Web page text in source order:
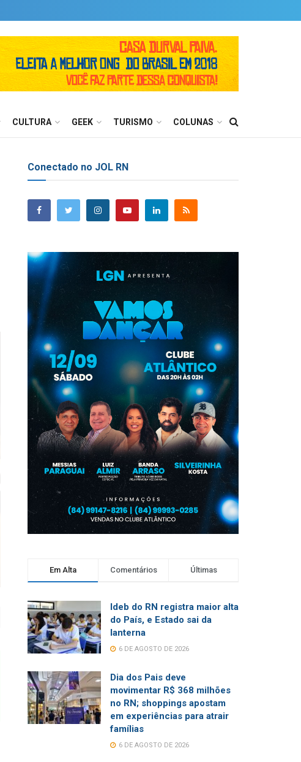
CULTURA GEEK TURISMO COLUNAS
Conectado no JOL RN
Em Alta Comentários Últimas
Ideb do RN registra maior alta
do País, e Estado sai da
lanterna
6 DE AGOSTO DE 2026
Dia dos Pais deve
movimentar R$ 368 milhões
no RN; shoppings apostam
em experiências para atrair
famílias
6 DE AGOSTO DE 2026